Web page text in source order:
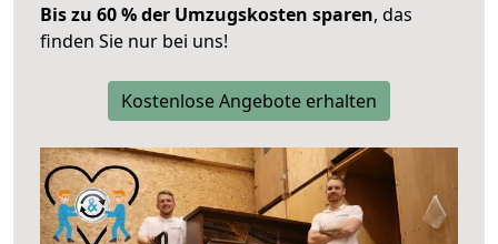
Bis zu 60 % der Umzugskosten sparen, das
finden Sie nur bei uns!
Kostenlose Angebote erhalten